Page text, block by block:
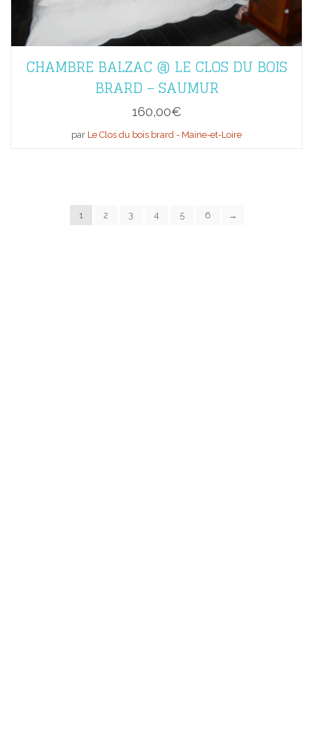
CHAMBRE BALZAC @ LE CLOS DU BOIS
BRARD – SAUMUR
160,00€
par Le Clos du bois brard - Maine-et-Loire
1 2 3 4 5 6 →